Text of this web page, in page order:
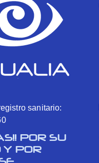
sanitario:
POR SU
Y POR